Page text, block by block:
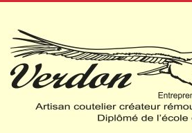
Créateur et Fabricant de Couteaux à Thèmes